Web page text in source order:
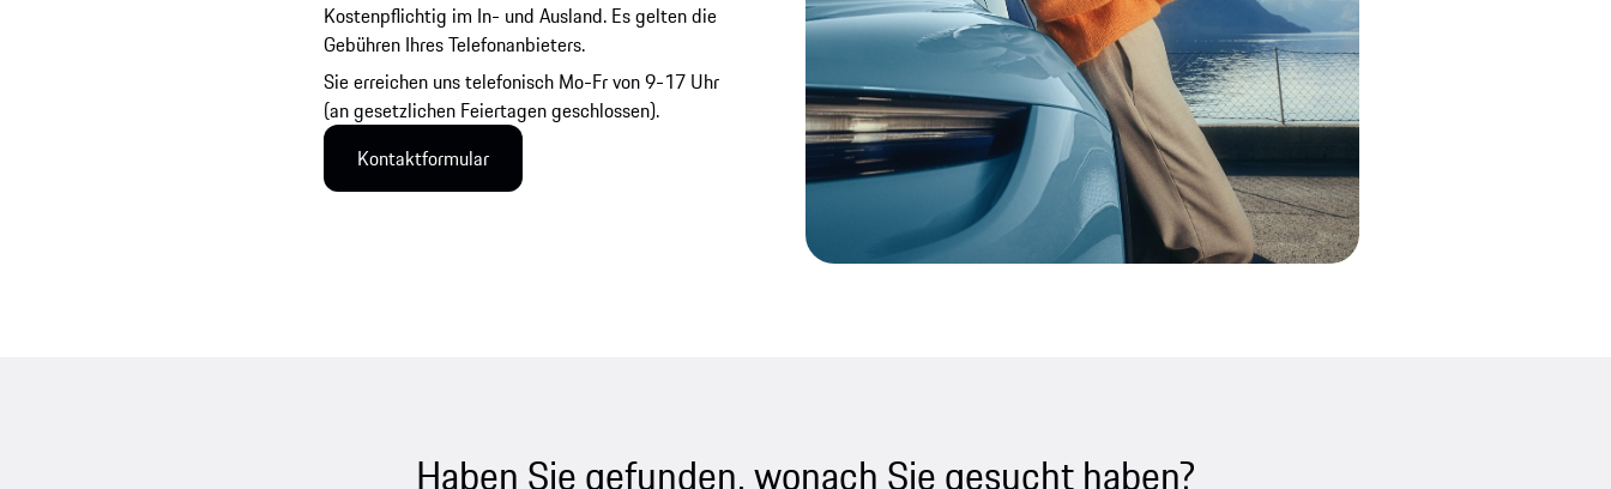
Kostenpflichtig im In- und Ausland. Es gelten die
Gebühren Ihres Telefonanbieters.
Sie erreichen uns telefonisch Mo-Fr von 9-17 Uhr
(an gesetzlichen Feiertagen geschlossen).
Kontaktformular
Haben Sie gefunden, wonach Sie gesucht haben?